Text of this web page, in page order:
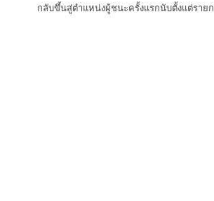
กลับขึ้นสู่ตำแหน่งผู้ชนะครั้งแรกนับตั้งแต่ราย